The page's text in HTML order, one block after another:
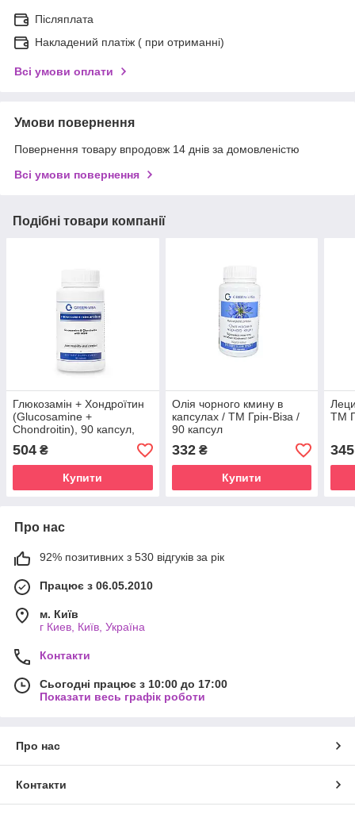
Післяплата
Накладений платіж ( при отриманні)
Всі умови оплати
Умови повернення
Повернення товару впродовж 14 днів за домовленістю
Всі умови повернення
Подібні товари компанії
Глюкозамін + Хондроїтин
(Glucosamine +
Chondroitin), 90 капсул,
Green Visa
504 ₴
Купити
Олія чорного кмину в
капсулах / ТМ Грін-Віза /
90 капсул
332₴
Купити
ТМ
345
Про нас
92% позитивних з 530 відгуків за рік
Працює з 06.05.2010
м. Київ
г Киев, Київ, Україна
Контакти
Сьогодні працює з 10:00 до 17:00
Показати весь графік роботи
Про нас
Контакти